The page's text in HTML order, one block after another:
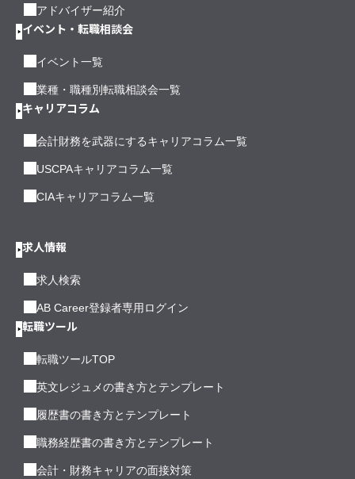
アドバイザー紹介
イベント・転職相談会
イベント一覧
業種・職種別転職相談会一覧
キャリアコラム
会計財務を武器にするキャリアコラム一覧
USCPAキャリアコラム一覧
CIAキャリアコラム一覧
求人情報
求人検索
AB Career登録者専用ログイン
転職ツール
転職ツールTOP
英文レジュメの書き方とテンプレート
履歴書の書き方とテンプレート
職務経歴書の書き方とテンプレート
会計・財務キャリアの面接対策